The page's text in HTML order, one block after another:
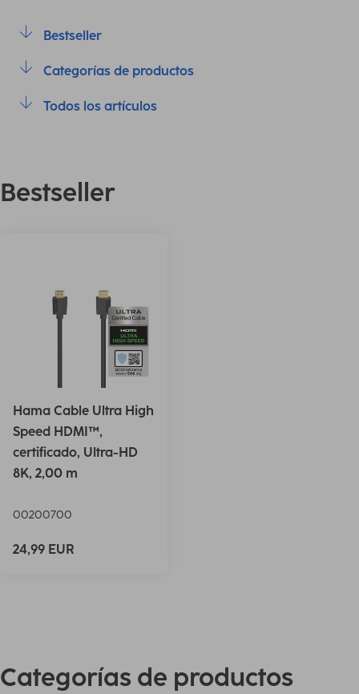
Bestseller
Categorías de productos
Todos los artículos
Bestseller
Hama Cable Ultra High
Speed HDMI™,
certificado, Ultra-HD
8K, 2,00 m
00200700
24,99 EUR
Categorías de productos